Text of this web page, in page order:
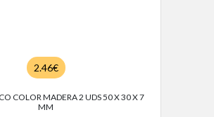
2.46€
COLOR MADERA 2 UDS 50 X 30 X 7
MM